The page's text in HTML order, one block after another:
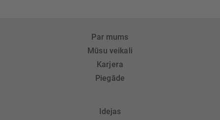
Par mums
Mūsu veikali
Karjera
Piegāde
Idejas